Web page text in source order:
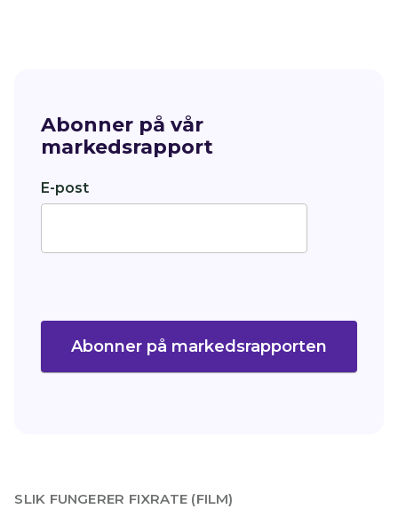
Abonner på vår
markedsrapport
E-post
Abonner på markedsrapporten
slik fungerer fixrate (film)